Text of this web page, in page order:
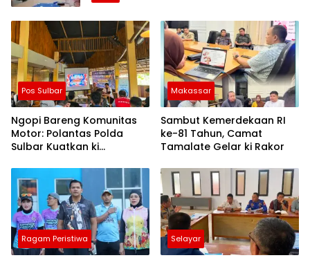
Pos Sulbar
Ngopi Bareng Komunitas
Motor: Polantas Polda
Sulbar Kuatkan ki
Keselamatan
Makassar
Sambut Kemerdekaan RI
ke-81 Tahun, Camat
Tamalate Gelar ki Rakor
Ragam Peristiwa Selayar